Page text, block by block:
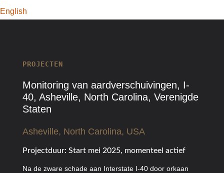
English
PROJECTEN
Monitoring van aardverschuivingen, I-
40, Asheville, North Carolina, Verenigde
Staten
Asheville, North Carolina, USA
Projectduur: Start mei 2025, momenteel actief
Na de zware schade aan Interstate I-40 door orkaan